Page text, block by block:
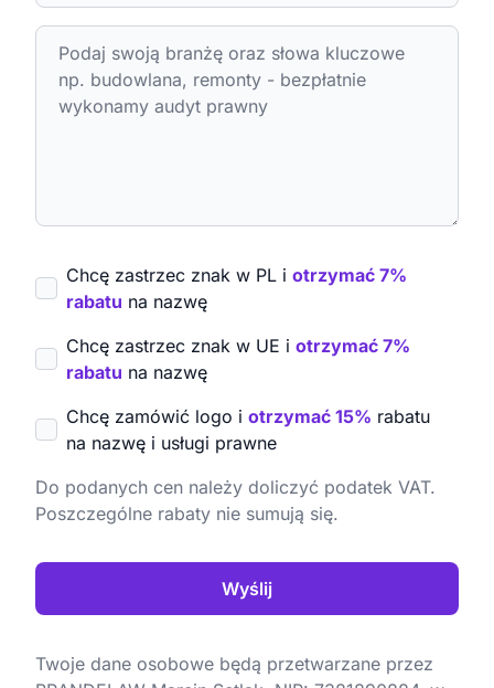
Chcę zastrzec znak w PL i otrzymać 7%
rabatu na nazwę
Chcę zastrzec znak w UE i otrzymać 7%
rabatu na nazwę
Chcę zamówić logo i otrzymać 15% rabatu
na nazwę i usługi prawne
Do podanych cen należy doliczyć podatek VAT.
Poszczególne rabaty nie sumują się.
Wyślij
Twoje dane osobowe będą przetwarzane przez